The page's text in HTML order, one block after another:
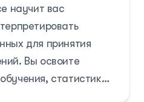
научит вас
для принятия
Вы освоите
статистику